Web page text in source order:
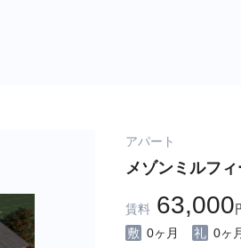
アパート
メゾンミルフ
賃料 63,000
0ヶ月
0ヶ